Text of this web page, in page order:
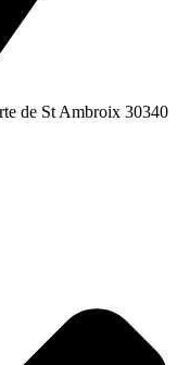
de St Ambroix 30340